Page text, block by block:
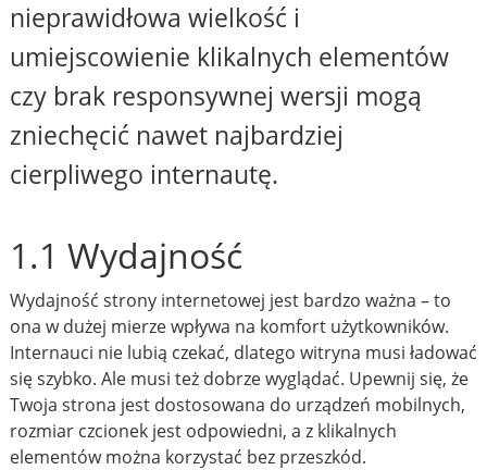
nieprawidłowa wielkość i
umiejscowienie klikalnych elementów
czy brak responsywnej wersji mogą
zniechęcić nawet najbardziej
cierpliwego internautę.
1.1 Wydajność
Wydajność strony internetowej jest bardzo ważna – to
ona w dużej mierze wpływa na komfort użytkowników.
Internauci nie lubią czekać, dlatego witryna musi ładować
się szybko. Ale musi też dobrze wyglądać. Upewnij się, że
Twoja strona jest dostosowana do urządzeń mobilnych,
rozmiar czcionek jest odpowiedni, a z klikalnych
elementów można korzystać bez przeszkód.